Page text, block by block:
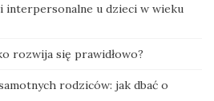
interpersonalne u dzieci w wieku
rozwija się prawidłowo?
rodziców: jak dbać o